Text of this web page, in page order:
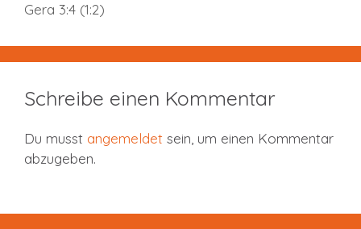
Gera 3:4 (1:2)
Schreibe einen Kommentar
Du musst angemeldet sein, um einen Kommentar
abzugeben.